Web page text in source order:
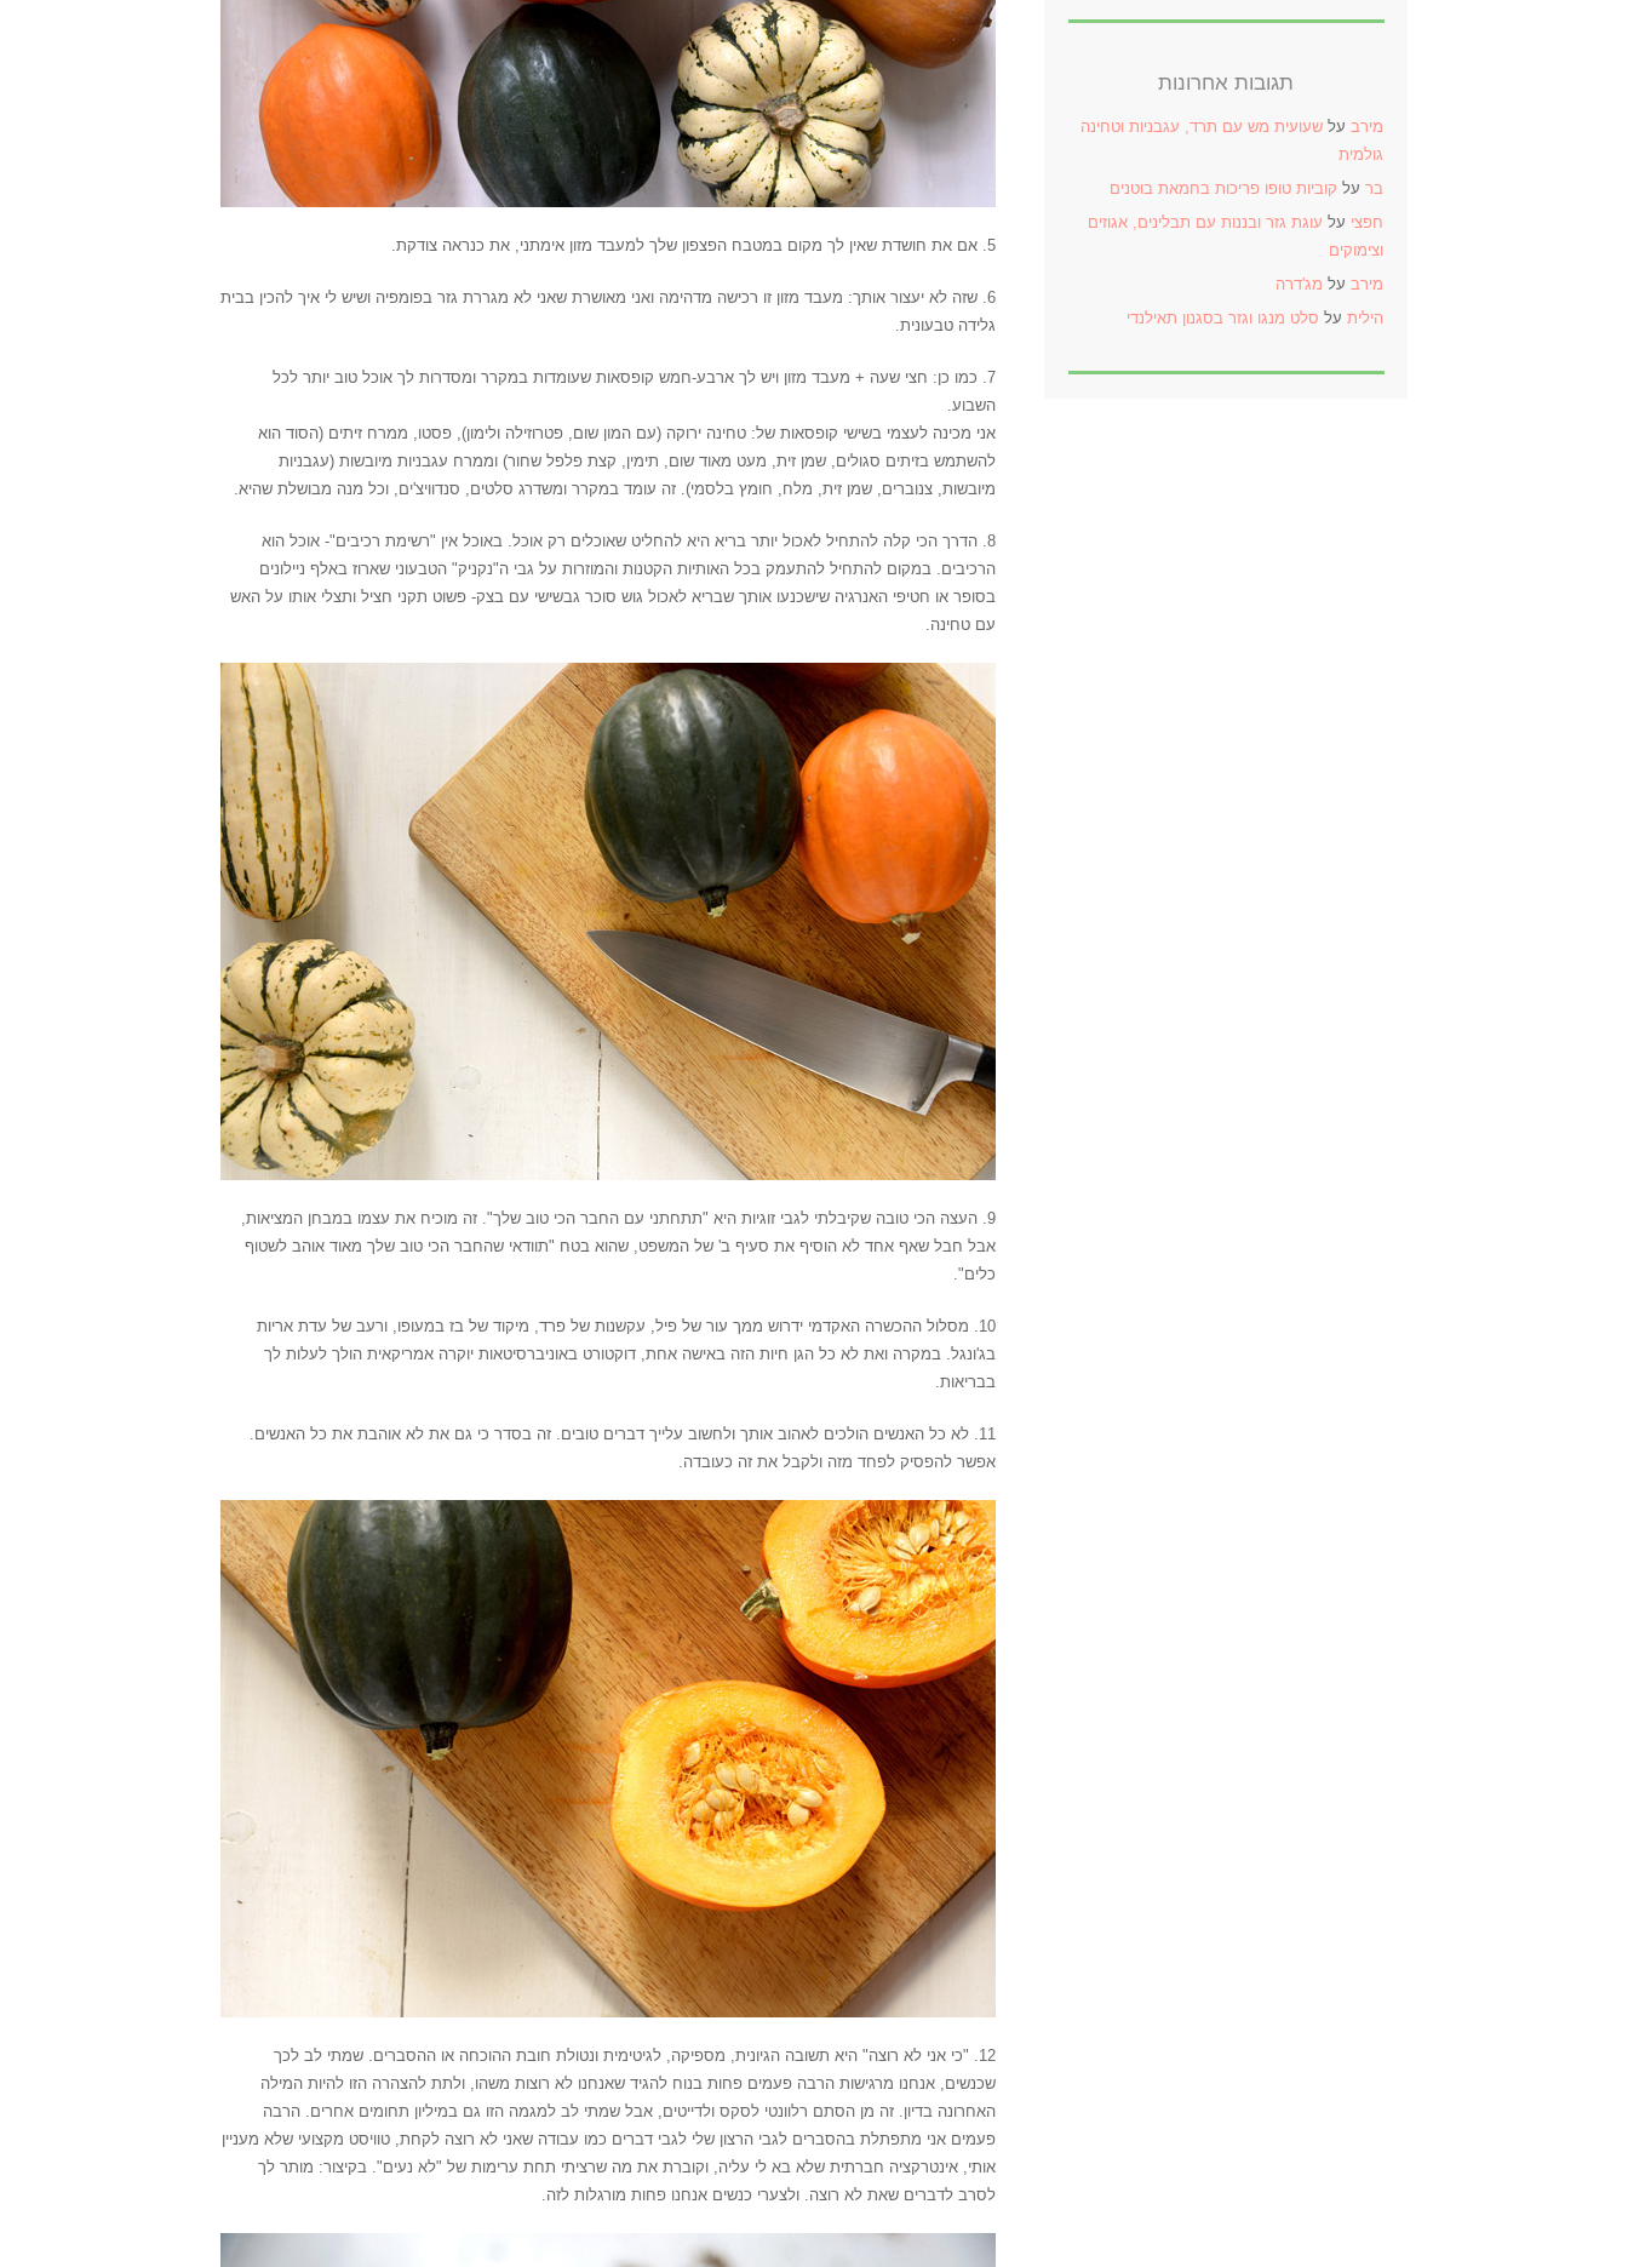
5. אם את חושדת שאין לך מקום במטבח הפצפון שלך למעבד מזון אימתני, את כנראה צודקת.
6. שזה לא יעצור אותך: מעבד מזון זו רכישה מדהימה ואני מאושרת שאני לא מגררת גזר בפומפיה ושיש לי איך להכין בבית
גלידה טבעונית.
7. כמו כן: חצי שעה + מעבד מזון ויש לך ארבע-חמש קופסאות שעומדות במקרר ומסדרות לך אוכל טוב יותר לכל
השבוע.
אני מכינה לעצמי בשישי קופסאות של: טחינה ירוקה (עם המון שום, פטרוזילה ולימון), פסטו, ממרח זיתים (הסוד הוא
להשתמש בזיתים סגולים, שמן זית, מעט מאוד שום, תימין, קצת פלפל שחור) וממרח עגבניות מיובשות (עגבניות
מיובשות, צנוברים, שמן זית, מלח, חומץ בלסמי). זה עומד במקרר ומשדרג סלטים, סנדוויצ'ים, וכל מנה מבושלת שהיא.
8. הדרך הכי קלה להתחיל לאכול יותר בריא היא להחליט שאוכלים רק אוכל. באוכל אין "רשימת רכיבים"- אוכל הוא
הרכיבים. במקום להתחיל להתעמק בכל האותיות הקטנות והמוזרות על גבי ה"נקניק" הטבעוני שארוז באלף ניילונים
בסופר או חטיפי האנרגיה שישכנעו אותך שבריא לאכול גוש סוכר גבשישי עם בצק- פשוט תקני חציל ותצלי אותו על האש
עם טחינה.
9. העצה הכי טובה שקיבלתי לגבי זוגיות היא "תתחתני עם החבר הכי טוב שלך". זה מוכיח את עצמו במבחן המציאות,
אבל חבל שאף אחד לא הוסיף את סעיף ב' של המשפט, שהוא בטח "תוודאי שהחבר הכי טוב שלך מאוד אוהב לשטוף
כלים".
10. מסלול ההכשרה האקדמי ידרוש ממך עור של פיל, עקשנות של פרד, מיקוד של בז במעופו, ורעב של עדת אריות
בג'ונגל. במקרה ואת לא כל הגן חיות הזה באישה אחת, דוקטורט באוניברסיטאות יוקרה אמריקאית הולך לעלות לך
בבריאות.
11. לא כל האנשים הולכים לאהוב אותך ולחשוב עלייך דברים טובים. זה בסדר כי גם את לא אוהבת את כל האנשים.
אפשר להפסיק לפחד מזה ולקבל את זה כעובדה.
12. "כי אני לא רוצה" היא תשובה הגיונית, מספיקה, לגיטימית ונטולת חובת ההוכחה או ההסברים. שמתי לב לכך
שכנשים, אנחנו מרגישות הרבה פעמים פחות בנוח להגיד שאנחנו לא רוצות משהו, ולתת להצהרה הזו להיות המילה
האחרונה בדיון. זה מן הסתם רלוונטי לסקס ולדייטים, אבל שמתי לב למגמה הזו גם במיליון תחומים אחרים. הרבה
פעמים אני מתפתלת בהסברים לגבי הרצון שלי לגבי דברים כמו עבודה שאני לא רוצה לקחת, טוויסט מקצועי שלא מעניין
אותי, אינטרקציה חברתית שלא בא לי עליה, וקוברת את מה שרציתי תחת ערימות של "לא נעים". בקיצור: מותר לך
לסרב לדברים שאת לא רוצה. ולצערי כנשים אנחנו פחות מורגלות לזה.
תגובות אחרונות
מירב על שעועית מש עם תרד, עגבניות וטחינה
גולמית
בר על קוביות טופו פריכות בחמאת בוטנים
חפצי על עוגת גזר ובננות עם תבלינים, אגוזים
וצימוקים
מירב על מג'דרה
הילית על סלט מנגו וגזר בסגנון תאילנדי